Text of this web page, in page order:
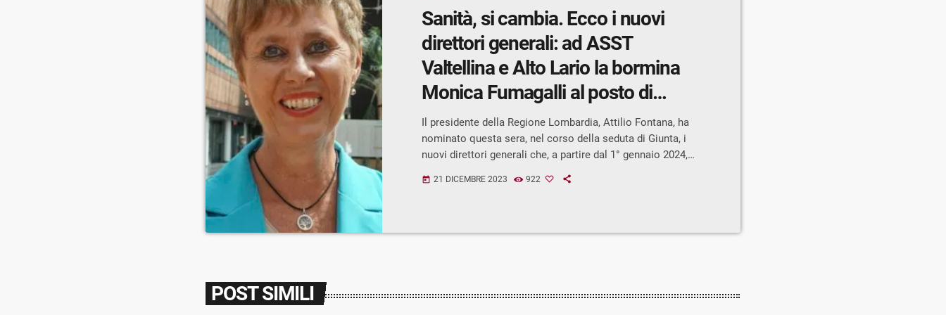
Sanità, si cambia. Ecco i nuovi
direttori generali: ad ASST
Valtellina e Alto Lario la bormina
Monica Fumagalli al posto di
Tommaso Saporito
Il presidente della Regione Lombardia, Attilio Fontana, ha
nominato questa sera, nel corso della seduta di Giunta, i
nuovi direttori generali che, a partire dal 1° gennaio 2024,
dell'Agenzia Regionale Emergenza Urgenza (AREU). “Come
Bertolaso - le nomine dei direttori […]
today 21 DICEMBRE 2023 922
POST SIMILI